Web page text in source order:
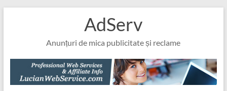
AdServ
Anunțuri de mica publicitate și reclame